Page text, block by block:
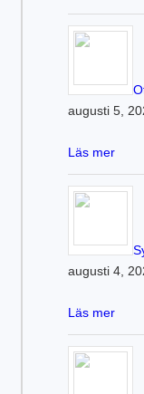
augusti 5,
Läs mer
augusti 4,
Läs mer